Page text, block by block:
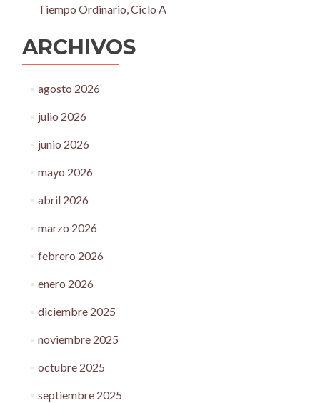
Tiempo Ordinario, Ciclo A
ARCHIVOS
agosto 2026
julio 2026
junio 2026
mayo 2026
abril 2026
marzo 2026
febrero 2026
enero 2026
diciembre 2025
noviembre 2025
octubre 2025
septiembre 2025